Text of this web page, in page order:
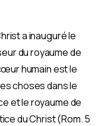
a inauguré le
du royaume de
humain est le
choses dans le
et le royaume de
du Christ (Rom. 5